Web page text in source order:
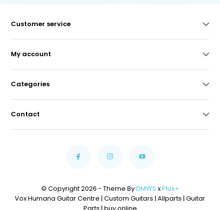
Customer service
My account
Categories
Contact
© Copyright 2026 - Theme ByDMWS xPlus+
Vox Humana Guitar Centre | Custom Guitars | Allparts | Guitar